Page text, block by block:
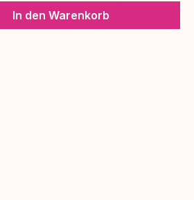
gewünschten Wert
In den Warenkorb